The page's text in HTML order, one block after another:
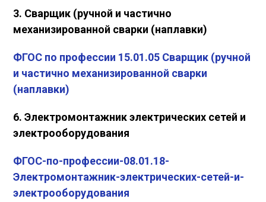
3. Сварщик (ручной и частично
механизированной сварки (наплавки)
ФГОС по профессии 15.01.05 Сварщик (ручной
и частично механизированной сварки
(наплавки)
6. Электромонтажник электрических сетей и
электрооборудования
ФГОС-по-профессии-08.01.18-
Электромонтажник-электрических-сетей-и-
электрооборудования